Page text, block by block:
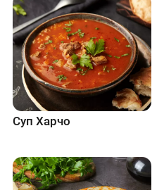
Суп Харчо